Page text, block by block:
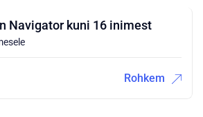
Navigator kuni 16 inimest
Rohkem